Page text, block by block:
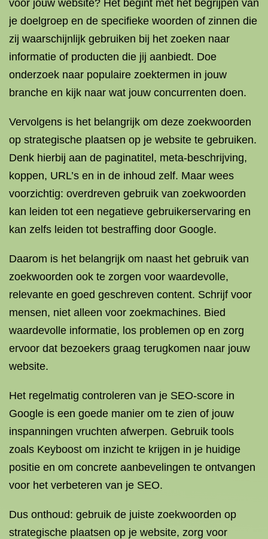
voor jouw website? Het begint met het begrijpen van
je doelgroep en de specifieke woorden of zinnen die
zij waarschijnlijk gebruiken bij het zoeken naar
informatie of producten die jij aanbiedt. Doe
onderzoek naar populaire zoektermen in jouw
branche en kijk naar wat jouw concurrenten doen.
Vervolgens is het belangrijk om deze zoekwoorden
op strategische plaatsen op je website te gebruiken.
Denk hierbij aan de paginatitel, meta-beschrijving,
koppen, URL’s en in de inhoud zelf. Maar wees
voorzichtig: overdreven gebruik van zoekwoorden
kan leiden tot een negatieve gebruikerservaring en
kan zelfs leiden tot bestraffing door Google.
Daarom is het belangrijk om naast het gebruik van
zoekwoorden ook te zorgen voor waardevolle,
relevante en goed geschreven content. Schrijf voor
mensen, niet alleen voor zoekmachines. Bied
waardevolle informatie, los problemen op en zorg
ervoor dat bezoekers graag terugkomen naar jouw
website.
Het regelmatig controleren van je SEO-score in
Google is een goede manier om te zien of jouw
inspanningen vruchten afwerpen. Gebruik tools
zoals Keyboost om inzicht te krijgen in je huidige
positie en om concrete aanbevelingen te ontvangen
voor het verbeteren van je SEO.
Dus onthoud: gebruik de juiste zoekwoorden op
strategische plaatsen op je website, zorg voor